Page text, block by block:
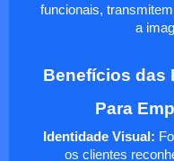
funcionais,
a
Benefícios das
Para
Identidade Visual:
os clientes